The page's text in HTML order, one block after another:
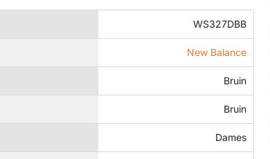
WS327DBB
New Balance
Bruin
Bruin
Dames